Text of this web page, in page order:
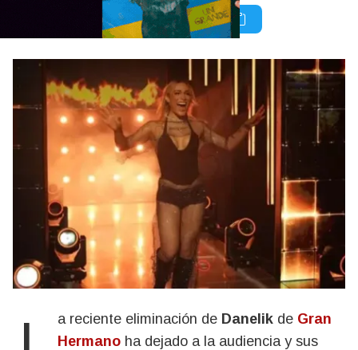
La reciente eliminación de Danelik de Gran
Hermano ha dejado a la audiencia y sus